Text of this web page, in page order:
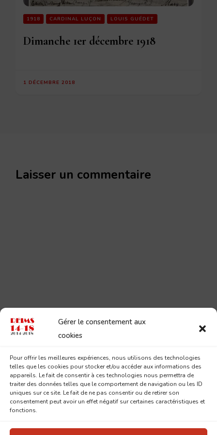
Gérer le consentement aux
cookies
Pour offrir les meilleures expériences, nous utilisons des technologies
telles que les cookies pour stocker et/ou accéder aux informations des
appareils. Le fait de consentir à ces technologies nous permettra de
traiter des données telles que le comportement de navigation ou les ID
uniques sur ce site. Le fait de ne pas consentir ou de retirer son
consentement peut avoir un effet négatif sur certaines caractéristiques et
fonctions.
1918 CARDINAL LUÇON LOUIS GUÉDET
Dimanche 1er décembre 1918
1 DÉCEMBRE 2018
Laisser un commentaire